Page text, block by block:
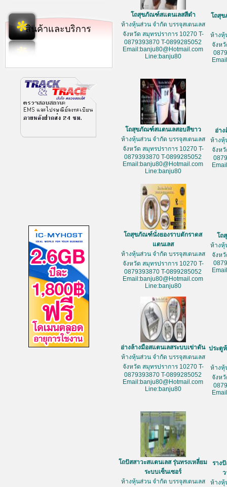
สินค้าและบริการ
โถสุขภัณฑ์สแตนเลสสีดำ
ห้างหุ้นส่วน จำกัด บรรจุสเตนเลส
จังหวัด สมุทรปราการ 10270 T-
0879393870 T-0899285052
Email:banju80@Hotmail.com
Line:banju80
โถสุ
ห้างหุ้
จังห
โถสุขภัณฑ์สแตนเลสอบสีขาว
ห้างหุ้นส่วน จำกัด บรรจุสเตนเลส
จังหวัด สมุทรปราการ 10270 T-
0879393870 T-0899285052
Email:banju80@Hotmail.com
Line:banju80
อ่า
ห้างหุ้
จังห
โถสุขภัณฑ์นั่งยองราบตักราดส
แตนเลส
ห้างหุ้นส่วน จำกัด บรรจุสเตนเลส
จังหวัด สมุทรปราการ 10270 T-
0879393870 T-0899285052
Email:banju80@Hotmail.com
Line:banju80
โถ
ห้างหุ้
จังห
อ่างล้างมือสแตนเลสระบบเข่าดัน
ห้างหุ้นส่วน จำกัด บรรจุสเตนเลส
จังหวัด สมุทรปราการ 10270 T-
0879393870 T-0899285052
Email:banju80@Hotmail.com
Line:banju80
ประตู
ห้างหุ้
จังห
โถปัสสาวะสแตนเลส รุ่นทรงเหลี่ยม
ระบบเซ็นเซอร์
ห้างหุ้นส่วน จำกัด บรรจุสเตนเลส
ราง
ห้างหุ้